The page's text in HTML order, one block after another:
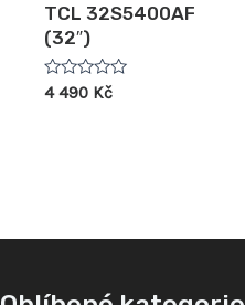
TCL 32S5400AF
(32″)
Hodnocení
4 490 Kč